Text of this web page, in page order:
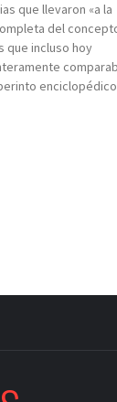
que llevaron «a la
del
que incluso hoy
enciclopédico